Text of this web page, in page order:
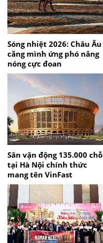
Sóng nhiệt 2026: Châu Âu
căng mình ứng phó nắng
nóng cực đoan
Sân vận động 135.000 chỗ
tại Hà Nội chính thức
mang tên VinFast